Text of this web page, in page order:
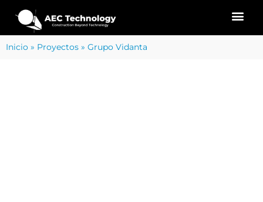
Inicio » Proyectos » Grupo Vidanta